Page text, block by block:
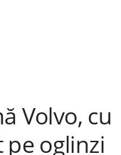
Volvo, cu
pe oglinzi